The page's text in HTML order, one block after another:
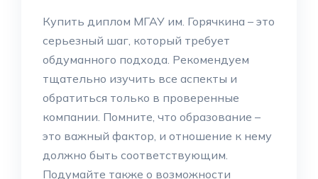
Купить диплом МГАУ им. Горячкина – это
серьезный шаг, который требует
обдуманного подхода. Рекомендуем
тщательно изучить все аспекты и
обратиться только в проверенные
компании. Помните, что образование –
это важный фактор, и отношение к нему
должно быть соответствующим.
Подумайте также о возможности